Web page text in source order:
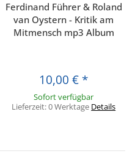
Ferdinand Führer & Roland
van Oystern - Kritik am
Mitmensch mp3 Album
10,00 € *
Sofort verfügbar
Lieferzeit:0 Werktage Details